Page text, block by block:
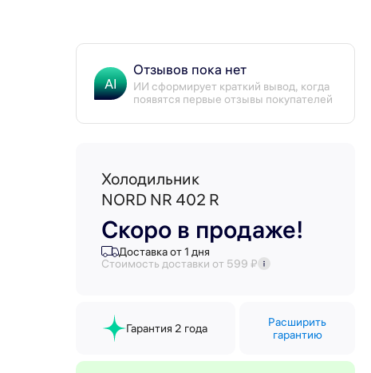
AI
Отзывов пока нет
ИИ сформирует краткий вывод, когда
появятся первые отзывы покупателей
Холодильник
NORD NR 402 R
Скоро в продаже!
Доставка от 1 дня
Стоимость доставки от 599 ₽
Гарантия 2 года
Расширить
гарантию